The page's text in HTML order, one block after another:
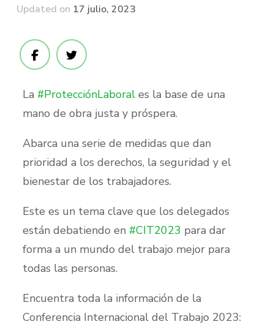
Updated on 17 julio, 2023
La #ProtecciónLaboral es la base de una
mano de obra justa y próspera.
Abarca una serie de medidas que dan
prioridad a los derechos, la seguridad y el
bienestar de los trabajadores.
Este es un tema clave que los delegados
están debatiendo en #CIT2023 para dar
forma a un mundo del trabajo mejor para
todas las personas.
Encuentra toda la información de la
Conferencia Internacional del Trabajo 2023: